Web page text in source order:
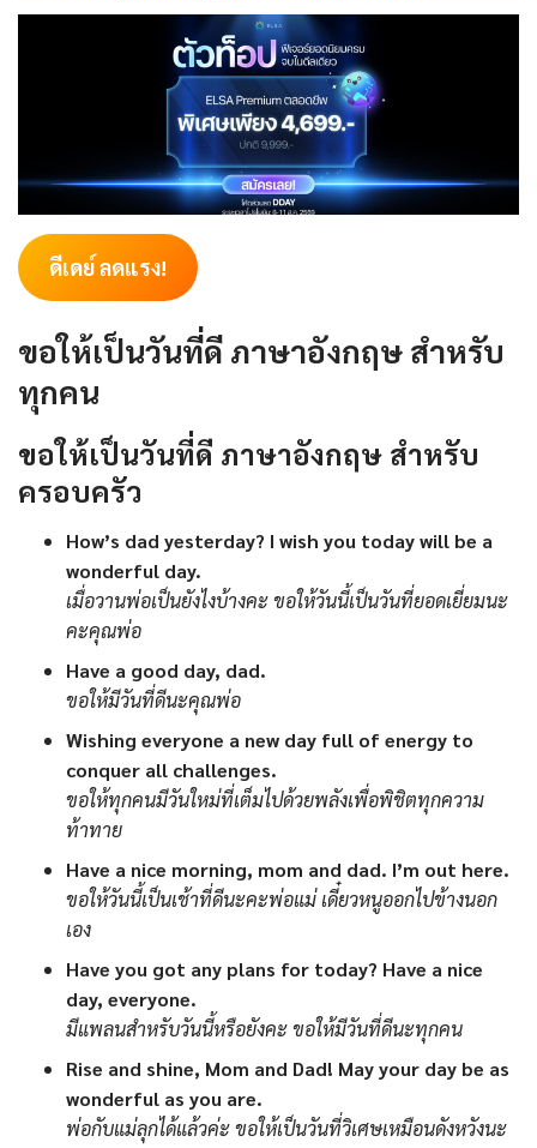
ดีเดย์ ลดแรง!
ขอให้เป็นวันที่ดี ภาษาอังกฤษ สำหรับ
ทุกคน
ขอให้เป็นวันที่ดี ภาษาอังกฤษ สำหรับ
ครอบครัว
How’s dad yesterday? I wish you today will be a
wonderful day.
เมื่อวานพ่อเป็นยังไงบ้างคะ ขอให้วันนี้เป็นวันที่ยอดเยี่ยมนะ
คะคุณพ่อ
Have a good day, dad.
ขอให้มีวันที่ดีนะคุณพ่อ
Wishing everyone a new day full of energy to
conquer all challenges.
ขอให้ทุกคนมีวันใหม่ที่เต็มไปด้วยพลังเพื่อพิชิตทุกความ
ท้าทาย
Have a nice morning, mom and dad. I’m out here.
ขอให้วันนี้เป็นเช้าที่ดีนะคะพ่อแม่ เดี๋ยวหนูออกไปข้างนอก
เอง
Have you got any plans for today? Have a nice
day, everyone.
มีแพลนสำหรับวันนี้หรือยังคะ ขอให้มีวันที่ดีนะทุกคน
Rise and shine, Mom and Dad! May your day be as
wonderful as you are.
พ่อกับแม่ลุกได้แล้วค่ะ ขอให้เป็นวันที่วิเศษเหมือนดังหวังนะ